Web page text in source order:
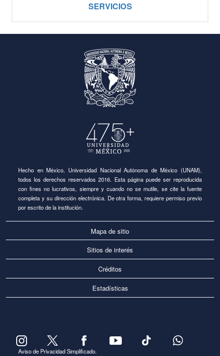
SERVICIOS
Hecho en México, Universidad Nacional Autónoma de México (UNAM),
todos los derechos reservados 2016. Esta página puede ser reproducida
con fines no lucrativos, siempre y cuando no se mutile, se cite la fuente
completa y su dirección electrónica. De otra forma, requiere permiso previo
por escrito de la institución.
Mapa de sitio
Sitios de interés
Créditos
Estadísticas
Aviso de Privacidad Simplificado.